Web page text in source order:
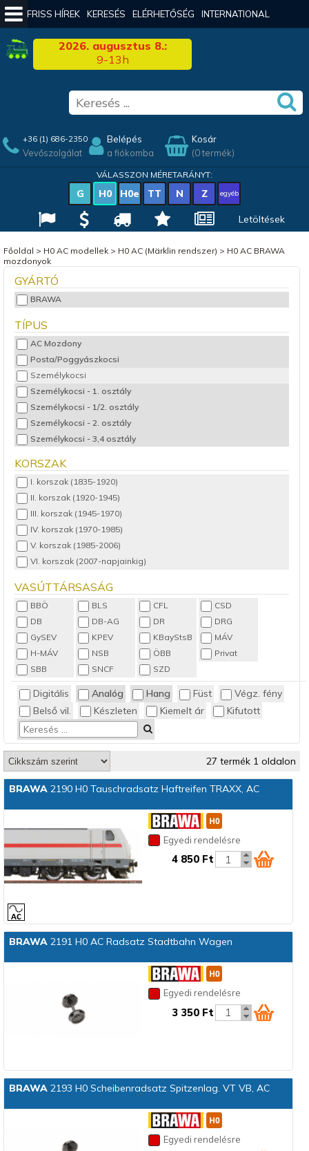
FRISS HÍREK KERESÉS ELÉRHETŐSÉG INTERNATIONAL
2026. augusztus 8.:
9-13h
+36 (1) 686-2350
Vevőszolgálat
Belépés
a fiókomba
Kosár
(0 termék)
VÁLASSZON MÉRETARÁNYT:
G H0 H0e TT N Z egyéb
Letöltések
Főoldal > H0 AC modellek> H0 AC (Märklin rendszer) > H0 AC BRAWA
mozdonyok
GYÁRTÓ
BRAWA
TÍPUS
AC Mozdony
Posta/Poggyászkocsi
Személykocsi
Személykocsi - 1. osztály
Személykocsi - 1/2. osztály
Személykocsi - 2. osztály
Személykocsi - 3,4 osztály
Vezérlőkocsi
KORSZAK
I. korszak (1835-1920)
II. korszak (1920-1945)
III. korszak (1945-1970)
IV. korszak (1970-1985)
V. korszak (1985-2006)
VI. korszak (2007-napjainkig)
VASÚTTÁRSASÁG
BBÖ BLS CFL
CSD
DB
DB-AG DR
DRG
GySEV
KPEV KBayStsB
MÁV
H-MÁV
NSB ÖBB
Privat
SBB
SNCF SZD
Digitális Analóg Hang Füst
Végz. fény
Belső vil.
Készleten Kiemelt ár Kifutott
27 termék 1 oldalon
BRAWA2190 H0 Tauschradsatz Haftreifen TRAXX, AC
Egyedi rendelésre
4 850 Ft
BRAWA2191 H0 AC Radsatz Stadtbahn Wagen
Egyedi rendelésre
3 350 Ft
BRAWA2193 H0 Scheibenradsatz Spitzenlag. VT VB, AC
Egyedi rendelésre